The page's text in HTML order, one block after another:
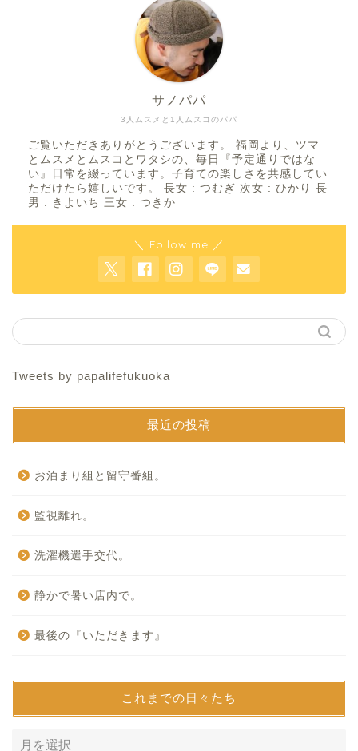
3人ムスメと1人ムスコのパパ
サノパパ
ご覧いただきありがとうございます。 福岡より、ツマ
とムスメとムスコとワタシの、毎日『予定通りではな
い』日常を綴っています。子育ての楽しさを共感してい
ただけたら嬉しいです。 長女 : つむぎ 次女 : ひかり 長
男 : きよいち 三女 : つきか
＼ Follow me ／
Tweets by papalifefukuoka
最近の投稿
お泊まり組と留守番組。
監視離れ。
洗濯機選手交代。
静かで暑い店内で。
最後の『いただきます』
これまでの日々たち